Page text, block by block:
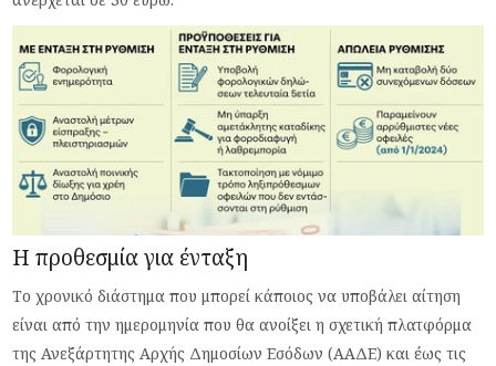
Η προθεσμία για ένταξη
Το χρονικό διάστημα που μπορεί κάποιος να υποβάλει αίτηση
είναι από την ημερομηνία που θα ανοίξει η σχετική πλατφόρμα
της Ανεξάρτητης Αρχής Δημοσίων Εσόδων (ΑΑΔΕ) και έως τις